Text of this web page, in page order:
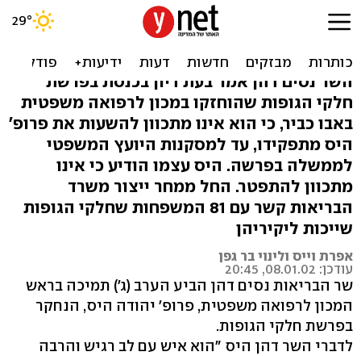
שר הבריאות תומך בפרופ'
היס: "יש לו לב רגיש"
השר נסים דהן אמר בעת דיון בכנסת בפרשת
חלקי הגופות שהוחזקו במכון לרפואה משפטית
באבו כביר, כי הוא אינו מתכוון להשעות את פרופ'
היס מתפקידו, עד למסקנות היועץ המשפטי
לממשלה בפרשה. היס עצמו הודיע כי אינו
מתכוון להתפטר. החל ממחר ייצור משרד
הבריאות קשר עם 81 המשפחות שחלקי הגופות
שייכות ליקיריהן
אפרת וייס ולינוי בר גפן
עודכן: 08.01.02, 20:45
שר הבריאות נסים דהן הביע הערב (ג') תמיכה בראש
המכון לרפואה משפטית, פרופ' יהודה היס, הנחקר
בפרשת חלקי הגופות.
לדברי השר דהן היס "הוא איש עם לב רגיש והרבה